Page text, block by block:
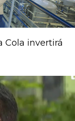
Cola invertirá